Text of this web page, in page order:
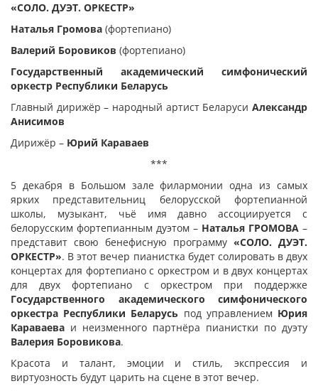
«СОЛО. ДУЭТ. ОРКЕСТР»
Наталья Громова (фортепиано)
Валерий Боровиков (фортепиано)
Государственный академический симфонический
оркестр Республики Беларусь
Главный дирижёр – народный артист Беларуси Александр
Анисимов
Дирижёр – Юрий Караваев
***
5 декабря в Большом зале филармонии одна из самых
ярких представительниц белорусской фортепианной
школы, музыкант, чьё имя давно ассоциируется с
белорусским фортепианным дуэтом – Наталья ГРОМОВА –
представит свою бенефисную программу «СОЛО. ДУЭТ.
ОРКЕСТР». В этот вечер пианистка будет солировать в двух
концертах для фортепиано с оркестром и в двух концертах
для двух фортепиано с оркестром при поддержке
Государственного академического симфонического
оркестра Республики Беларусь под управлением Юрия
Караваева и неизменного партнёра пианистки по дуэту
Валерия Боровикова.
Красота и талант, эмоции и стиль, экспрессия и
виртуозность будут царить на сцене в этот вечер.